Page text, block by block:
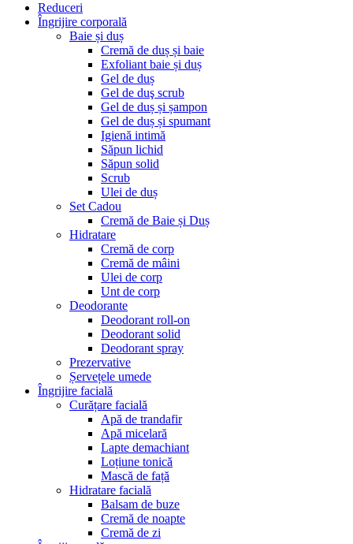
Reduceri
Îngrijire corporală
Baie și duș
Cremă de duș și baie
Exfoliant baie și duș
Gel de duș
Gel de duş scrub
Gel de duș și șampon
Gel de duș și spumant
Igienă intimă
Săpun lichid
Săpun solid
Scrub
Ulei de duș
Set Cadou
Cremă de Baie și Duș
Hidratare
Cremă de corp
Cremă de mâini
Ulei de corp
Unt de corp
Deodorante
Deodorant roll-on
Deodorant solid
Deodorant spray
Prezervative
Șervețele umede
Îngrijire facială
Curățare facială
Apă de trandafir
Apă micelară
Lapte demachiant
Loțiune tonică
Mască de față
Hidratare facială
Balsam de buze
Cremă de noapte
Cremă de zi